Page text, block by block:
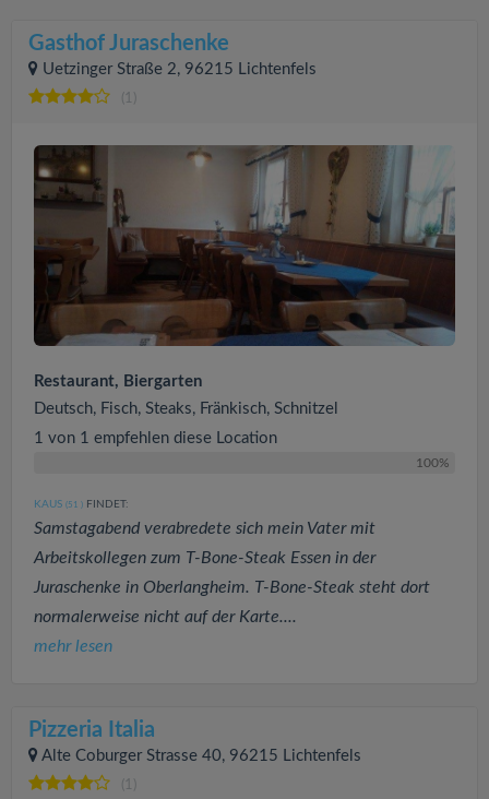
Gasthof Juraschenke
Uetzinger Straße 2, 96215 Lichtenfels
Restaurant, Biergarten
Deutsch, Fisch, Steaks, Fränkisch, Schnitzel
1 von 1 empfehlen diese Location
100%
KAUS (51 ) FINDET:
Samstagabend verabredete sich mein Vater mit
Arbeitskollegen zum T-Bone-Steak Essen in der
Juraschenke in Oberlangheim. T-Bone-Steak steht dort
normalerweise nicht auf der Karte....
mehr lesen
Pizzeria Italia
Alte Coburger Strasse 40, 96215 Lichtenfels
(1)